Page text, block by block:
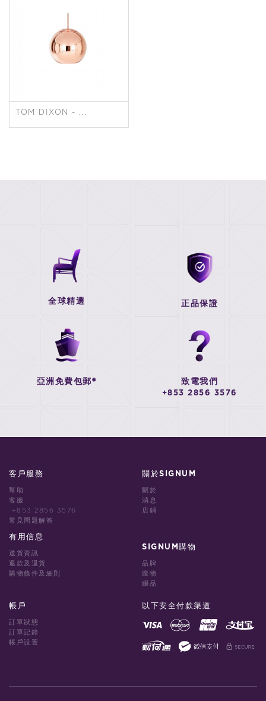
TOM DIXON - ...
全球精選 正品保證
亞洲免費包郵* 致電我們
+853 2856 3576
客戶服務
幫助
客服
+853 2856 3576
常見問題解答
有用信息
送貨資訊
退款及退貨
購物條件及細則
關於SIGNUM
關於
消息
店鋪
SIGNUM購物
品牌
龐物
綴品
帳戶
訂單狀態
訂單記錄
帳戶設置
以下安全付款渠道